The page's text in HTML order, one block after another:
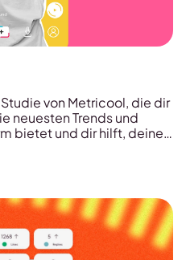
von Metricool, die dir
neuesten Trends und
bietet und dir hilft, deine